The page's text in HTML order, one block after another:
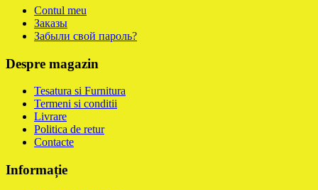
Contul meu
Заказы
Забыли свой пароль?
Despre magazin
Tesatura si Furnitura
Termeni si conditii
Livrare
Politica de retur
Contacte
Informație